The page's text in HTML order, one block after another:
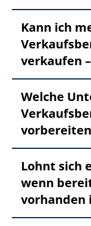
Kann ich
verkaufen
Welche
Lohnt sich
wenn
vorhanden